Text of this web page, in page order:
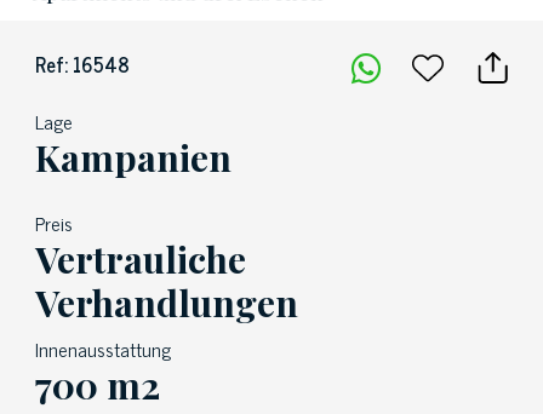
Ref: 16548
Lage
Kampanien
Preis
Vertrauliche
Verhandlungen
Innenausstattung
700 m2